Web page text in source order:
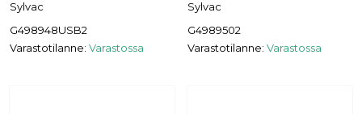
Sylvac
G498948USB2
Varastotilanne: Varastossa
Sylvac
G4989502
Varastotilanne: Varastossa